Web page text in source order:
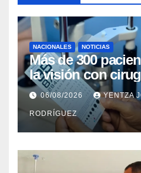
NACIONALES NOTICIAS
Más de 300
la visión con
cataratas en Zulia
06/08/2026 YENTZA
RODRÍGUEZ